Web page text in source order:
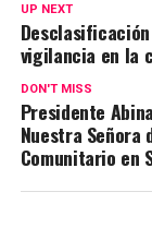
UP NEXT
vigilancia en la
DON'T MISS
Presidente
Nuestra Señora
Comunitario en